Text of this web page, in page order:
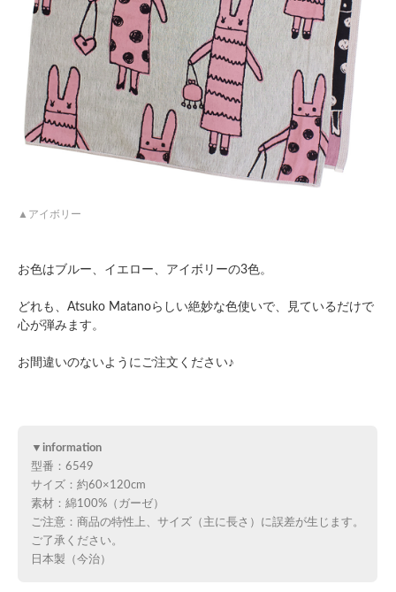
アイボリー
お色はブルー、イエロー、アイボリーの3色。
どれも、Atsuko Matanoらしい絶妙な色使いで、見ているだけで
心が弾みます。
お間違いのないようにご注文ください♪
▼information
型番：6549
サイズ：約60×120cm
素材：綿100%（ガーゼ）
ご注意：商品の特性上、サイズ（主に長さ）に誤差が生じます。
ご了承ください。
日本製（今治）